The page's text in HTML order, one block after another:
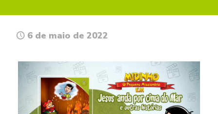
6 de maio de 2022